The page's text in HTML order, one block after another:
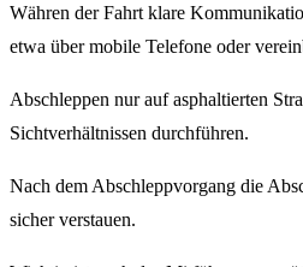
Währen der Fahrt klare
etwa über mobile Telefone oder
Abschleppen nur auf asphaltierten
Sichtverhältnissen durchführen.
Nach dem Abschleppvorgang die
sicher verstauen.